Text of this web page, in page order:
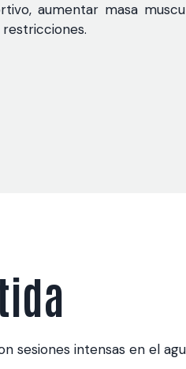
aumentar masa
sesiones intensas en el